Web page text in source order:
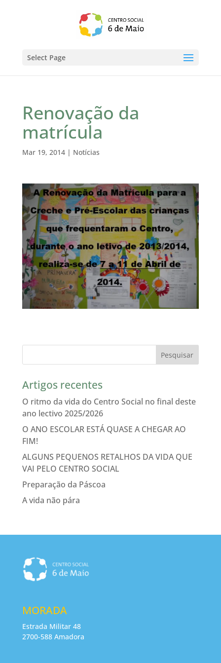
Select Page
Renovação da
matrícula
Mar 19, 2014| Notícias
Artigos recentes
O ritmo da vida do Centro Social no final deste
ano lectivo 2025/2026
O ANO ESCOLAR ESTÁ QUASE A CHEGAR AO
FIM!
ALGUNS PEQUENOS RETALHOS DA VIDA QUE
VAI PELO CENTRO SOCIAL
Preparação da Páscoa
A vida não pára
MORADA
Estrada Militar 48
2700-588 Amadora